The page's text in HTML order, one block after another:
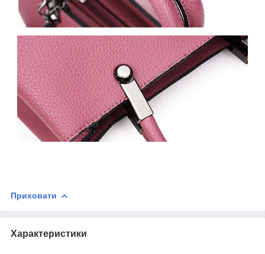
Приховати
Характеристики